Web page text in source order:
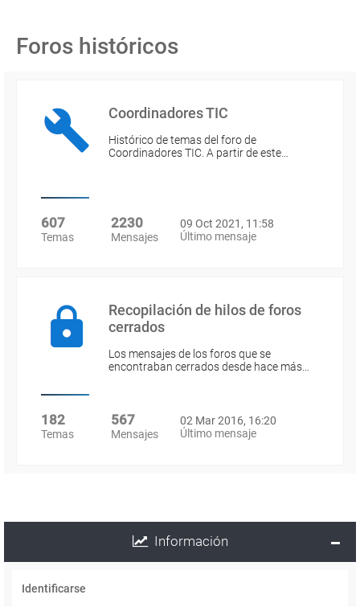
Foros históricos
Coordinadores TIC
Histórico de temas del foro de
Coordinadores TIC. A partir de este…
607
Temas
2230
Mensajes
09 Oct 2021, 11:58
Último mensaje
Recopilación de hilos de foros
cerrados
Los mensajes de los foros que se
encontraban cerrados desde hace más…
182
Temas
567
Mensajes
02 Mar 2016, 16:20
Último mensaje
Información
Identificarse